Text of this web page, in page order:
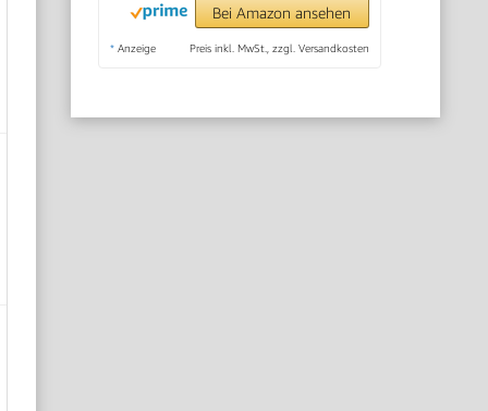
Bei Amazon ansehen
* Anzeige Preis inkl. MwSt., zzgl. Versandkosten